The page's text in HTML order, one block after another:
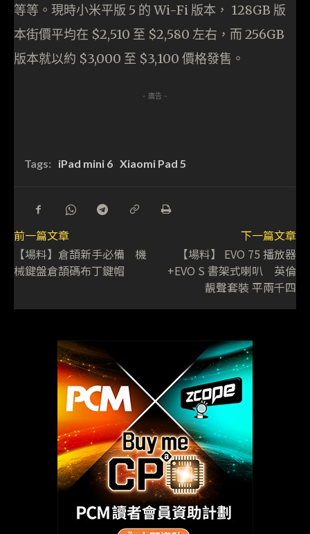
等等。現時小米平版 5 的 Wi-Fi 版本， 128GB 版
本街價平均在 $2,510 至 $2,580 左右，而 256GB
版本就以約 $3,000 至 $3,100 價格發售。
- 廣告 -
Tags: iPad mini 6 Xiaomi Pad 5
前一篇文章
【場料】倉頡新手必備 機
械鍵盤倉頡碼布丁鍵帽
下一篇文章
【場料】 EVO 75 播放器
+EVO S 書架式喇叭 英倫
靚聲套裝 平兩千四